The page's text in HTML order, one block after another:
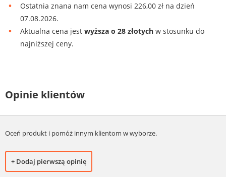
Ostatnia znana nam cena wynosi 226,00 zł na dzień
07.08.2026.
Aktualna cena jest wyższa o 28 złotych w stosunku do
najniższej ceny.
Opinie klientów
Oceń produkt i pomóż innym klientom w wyborze.
+ Dodaj pierwszą opinię